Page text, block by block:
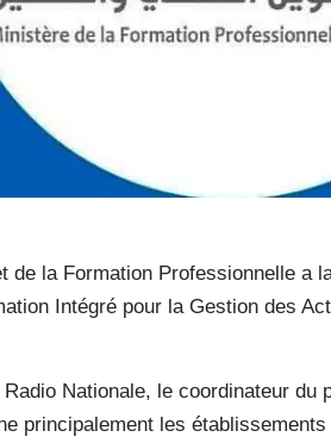
de la Formation Professionnelle a
Intégré pour la Gestion des
Nationale, le coordinateur du
principalement les